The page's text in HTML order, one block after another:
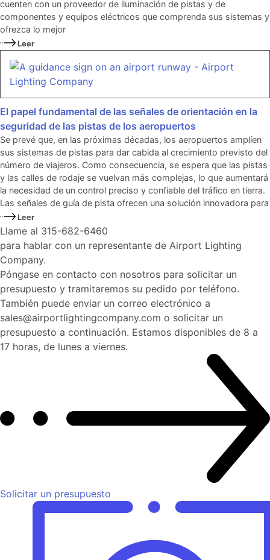
cuenten con un proveedor de iluminación de pistas y de
componentes y equipos eléctricos que comprenda sus sistemas y
ofrezca lo mejor
Leer
El papel fundamental de las señales de orientación en la
seguridad de las pistas de los aeropuertos
Se prevé que, en las próximas décadas, los aeropuertos amplíen
sus sistemas de pistas para dar cabida al crecimiento previsto del
número de viajeros. Como consecuencia, se espera que las pistas
y las calles de rodaje se vuelvan más complejas, lo que aumentará
la necesidad de un control preciso y confiable del tráfico en tierra.
Las señales de guía de pista ofrecen una solución innovadora para
Leer
Llame al 315-682-6460
para hablar con un representante de Airport Lighting
Company.
Póngase en contacto con nosotros para solicitar un
presupuesto y tramitaremos su pedido por teléfono.
También puede enviar un correo electrónico a
sales@airportlightingcompany.com o solicitar un
presupuesto a continuación. Estamos disponibles de 8 a
17 horas, de lunes a viernes.
Solicitar un presupuesto